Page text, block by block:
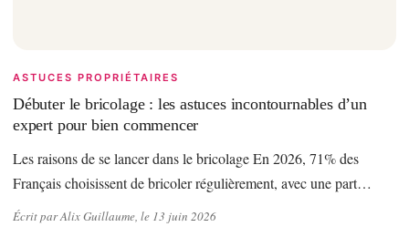
ASTUCES PROPRIÉTAIRES
Débuter le bricolage : les astuces incontournables d’un
expert pour bien commencer
Les raisons de se lancer dans le bricolage En 2026, 71% des
Français choisissent de bricoler régulièrement, avec une part…
Écrit par Alix Guillaume, le 13 juin 2026